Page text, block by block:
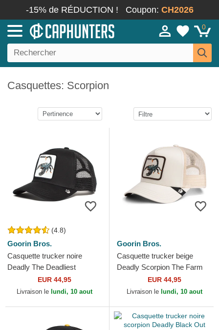
-15% de RÉDUCTION ! Coupon: CH2026
0
Casquettes: Scorpion
(4.8)
Goorin Bros.
Casquette trucker noire
Deadly The Deadliest
Scorpion The Farm Goorin
Bros.
EUR 44,95
Livraison le lundi, 10 aout
Goorin Bros.
Casquette trucker beige
Deadly Scorpion The Farm
Goorin Bros.EUR 44,95
Livraison le lundi, 10 aout